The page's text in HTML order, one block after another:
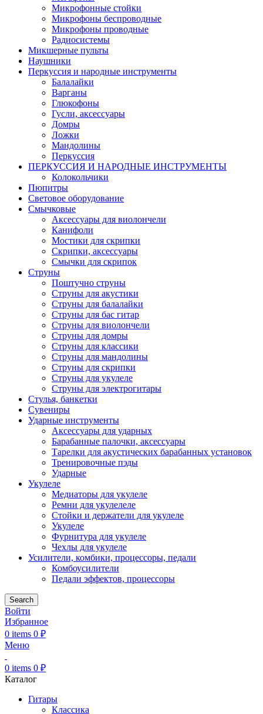
Микрофонные стойки
Микрофоны беспроводные
Микрофоны проводные
Радиосистемы
Микшерные пульты
Наушники
Перкуссия и народные инструменты
Балалайки
Варганы
Глюкофоны
Гусли, аксессуары
Домры
Ложки
Мандолины
Перкуссия
ПЕРКУССИЯ И НАРОДНЫЕ ИНСТРУМЕНТЫ
Колокольчики
Пюпитры
Световое оборудование
Смычковые
Аксессуары для виолончели
Канифоли
Мостики для скрипки
Скрипки, аксессуары
Смычки для скрипок
Струны
Поштучно струны
Струны для акустики
Струны для балалайки
Струны для бас гитар
Струны для виолончели
Струны для домры
Струны для классики
Струны для мандолины
Струны для скрипки
Струны для укулеле
Струны для электрогитары
Стулья, банкетки
Сувениры
Ударные инструменты
Аксессуары для ударных
Барабанные палочки, аксессуары
Тарелки для акустических барабанных установок
Тренировочные пэды
Ударные
Укулеле
Медиаторы для укулеле
Ремни для укулелеле
Стойки и держатели для укулеле
Укулеле
Фурнитура для укулеле
Чехлы для укулеле
Усилители, комбики, процессоры, педали
Комбоусилители
Педали эффектов, процессоры
Search
Войти
Избранное
0 items 0 ₽
Меню
0 items 0 ₽
Каталог
Гитары
Классика